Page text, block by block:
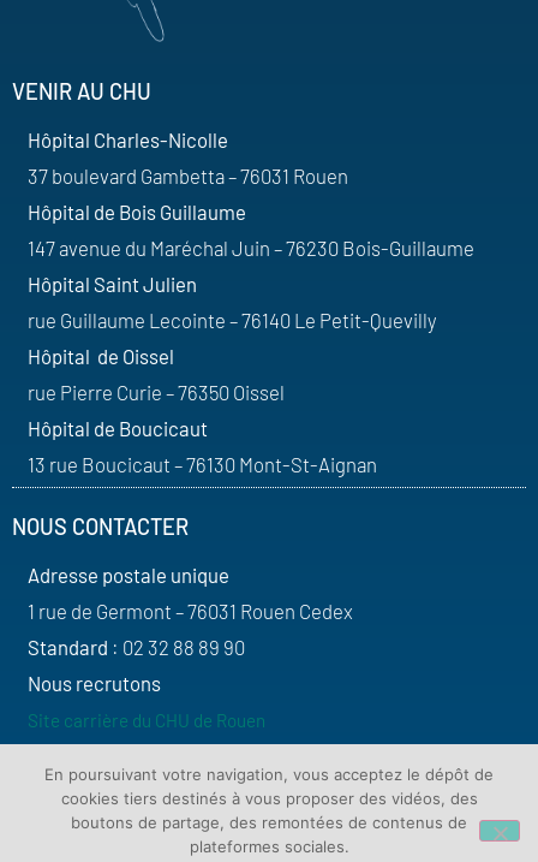
VENIR AU CHU
Hôpital Charles-Nicolle
37 boulevard Gambetta – 76031 Rouen
Hôpital de Bois Guillaume
147 avenue du Maréchal Juin – 76230 Bois-Guillaume
Hôpital Saint Julien
rue Guillaume Lecointe – 76140 Le Petit-Quevilly
Hôpital de Oissel
rue Pierre Curie – 76350 Oissel
Hôpital de Boucicaut
13 rue Boucicaut – 76130 Mont-St-Aignan
NOUS CONTACTER
Adresse postale unique
1 rue de Germont – 76031 Rouen Cedex
Standard : 02 32 88 89 90
Nous recrutons
Site carrière du CHU de Rouen
SUIVEZ-NOUS
En poursuivant votre navigation, vous acceptez le dépôt de
cookies tiers destinés à vous proposer des vidéos, des
boutons de partage, des remontées de contenus de
plateformes sociales.